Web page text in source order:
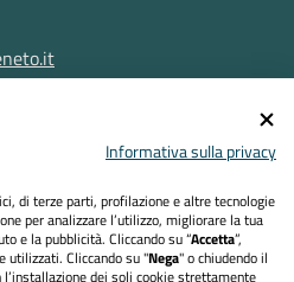
Informativa sulla privacy
di terze parti, profilazione e altre tecnologie
per analizzare l’utilizzo, migliorare la tua
e la pubblicità. Cliccando su “Accetta”,
utilizzati. Cliccando su "Nega" o chiudendo il
dei soli cookie strettamente